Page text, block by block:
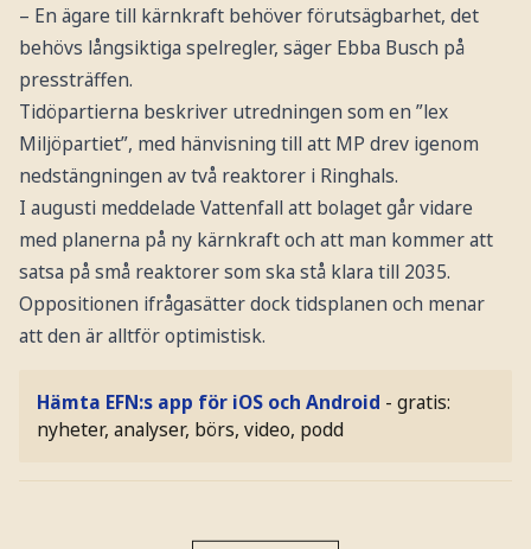
– En ägare till kärnkraft behöver förutsägbarhet, det
behövs långsiktiga spelregler, säger Ebba Busch på
pressträffen.
Tidöpartierna beskriver utredningen som en ”lex
Miljöpartiet”, med hänvisning till att MP drev igenom
nedstängningen av två reaktorer i Ringhals.
I augusti meddelade Vattenfall att bolaget går vidare
med planerna på ny kärnkraft och att man kommer att
satsa på små reaktorer som ska stå klara till 2035.
Oppositionen ifrågasätter dock tidsplanen och menar
att den är alltför optimistisk.
Hämta EFN:s app för iOS och Android - gratis:
nyheter, analyser, börs, video, podd